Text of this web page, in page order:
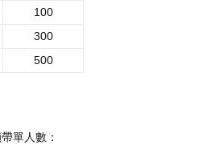
100
300
500
單人數：